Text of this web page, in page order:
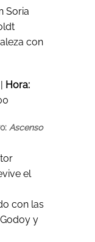
Soria
con
Hora:
Ascenso
el
con las
y